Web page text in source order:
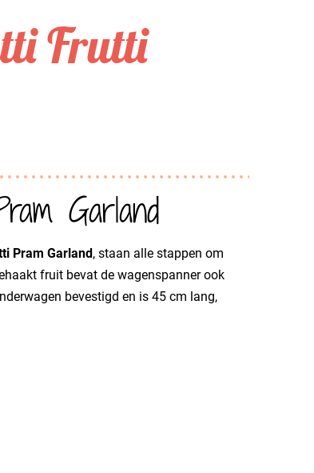
Frutti
Garland
Pram Garland, staan alle stappen om
fruit bevat de wagenspanner ook
bevestigd en is 45 cm lang,